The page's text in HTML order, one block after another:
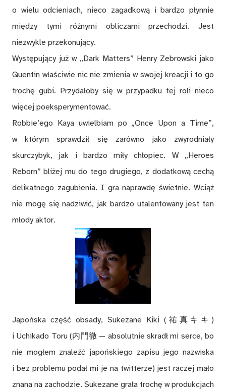
o wielu odcieniach, nieco zagadkową i bardzo płynnie
między tymi różnymi obliczami przechodzi. Jest
niezwykle przekonujący.
Występujący już w „Dark Matters” Henry Zebrowski jako
Quentin właściwie nic nie zmienia w swojej kreacji i to go
trochę gubi. Przydałoby się w przypadku tej roli nieco
więcej poeksperymentować.
Robbie’ego Kaya uwielbiam po „Once Upon a Time”,
w którym sprawdził się zarówno jako zwyrodniały
skurczybyk, jak i bardzo miły chłopiec. W „Heroes
Reborn” bliżej mu do tego drugiego, z dodatkową cechą
delikatnego zagubienia. I gra naprawdę świetnie. Wciąż
nie mogę się nadziwić, jak bardzo utalentowany jest ten
młody aktor.
Japońska część obsady, Sukezane Kiki (祐真キキ)
i Uchikado Toru (内門徹 — absolutnie skradł mi serce, bo
nie mogłem znaleźć japońskiego zapisu jego nazwiska
i bez problemu podał mi je na twitterze) jest raczej mało
znana na zachodzie. Sukezane grała trochę w produkcjach